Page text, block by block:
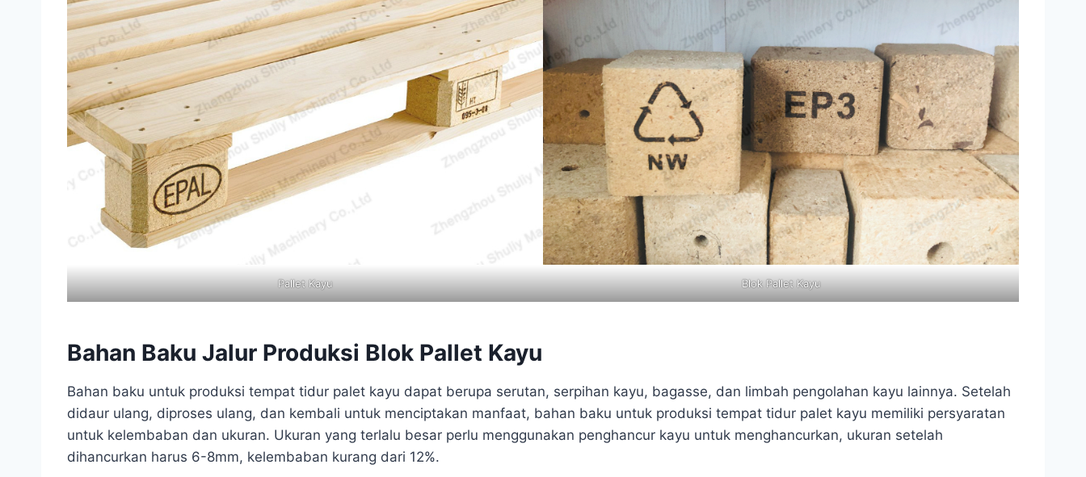
Pallet Kayu Blok Pallet Kayu
Bahan Baku Jalur Produksi Blok Pallet Kayu
Bahan baku untuk produksi tempat tidur palet kayu dapat berupa serutan, serpihan kayu, bagasse, dan limbah pengolahan kayu lainnya. Setelah
didaur ulang, diproses ulang, dan kembali untuk menciptakan manfaat, bahan baku untuk produksi tempat tidur palet kayu memiliki persyaratan
untuk kelembaban dan ukuran. Ukuran yang terlalu besar perlu menggunakan penghancur kayu untuk menghancurkan, ukuran setelah
dihancurkan harus 6-8mm, kelembaban kurang dari 12%.